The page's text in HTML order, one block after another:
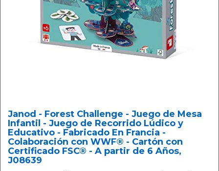
Janod - Forest Challenge - Juego de Mesa
Infantil - Juego de Recorrido Lúdico y
Educativo - Fabricado En Francia -
Colaboración con WWF® - Cartón con
Certificado FSC® - A partir de 6 Años,
J08639